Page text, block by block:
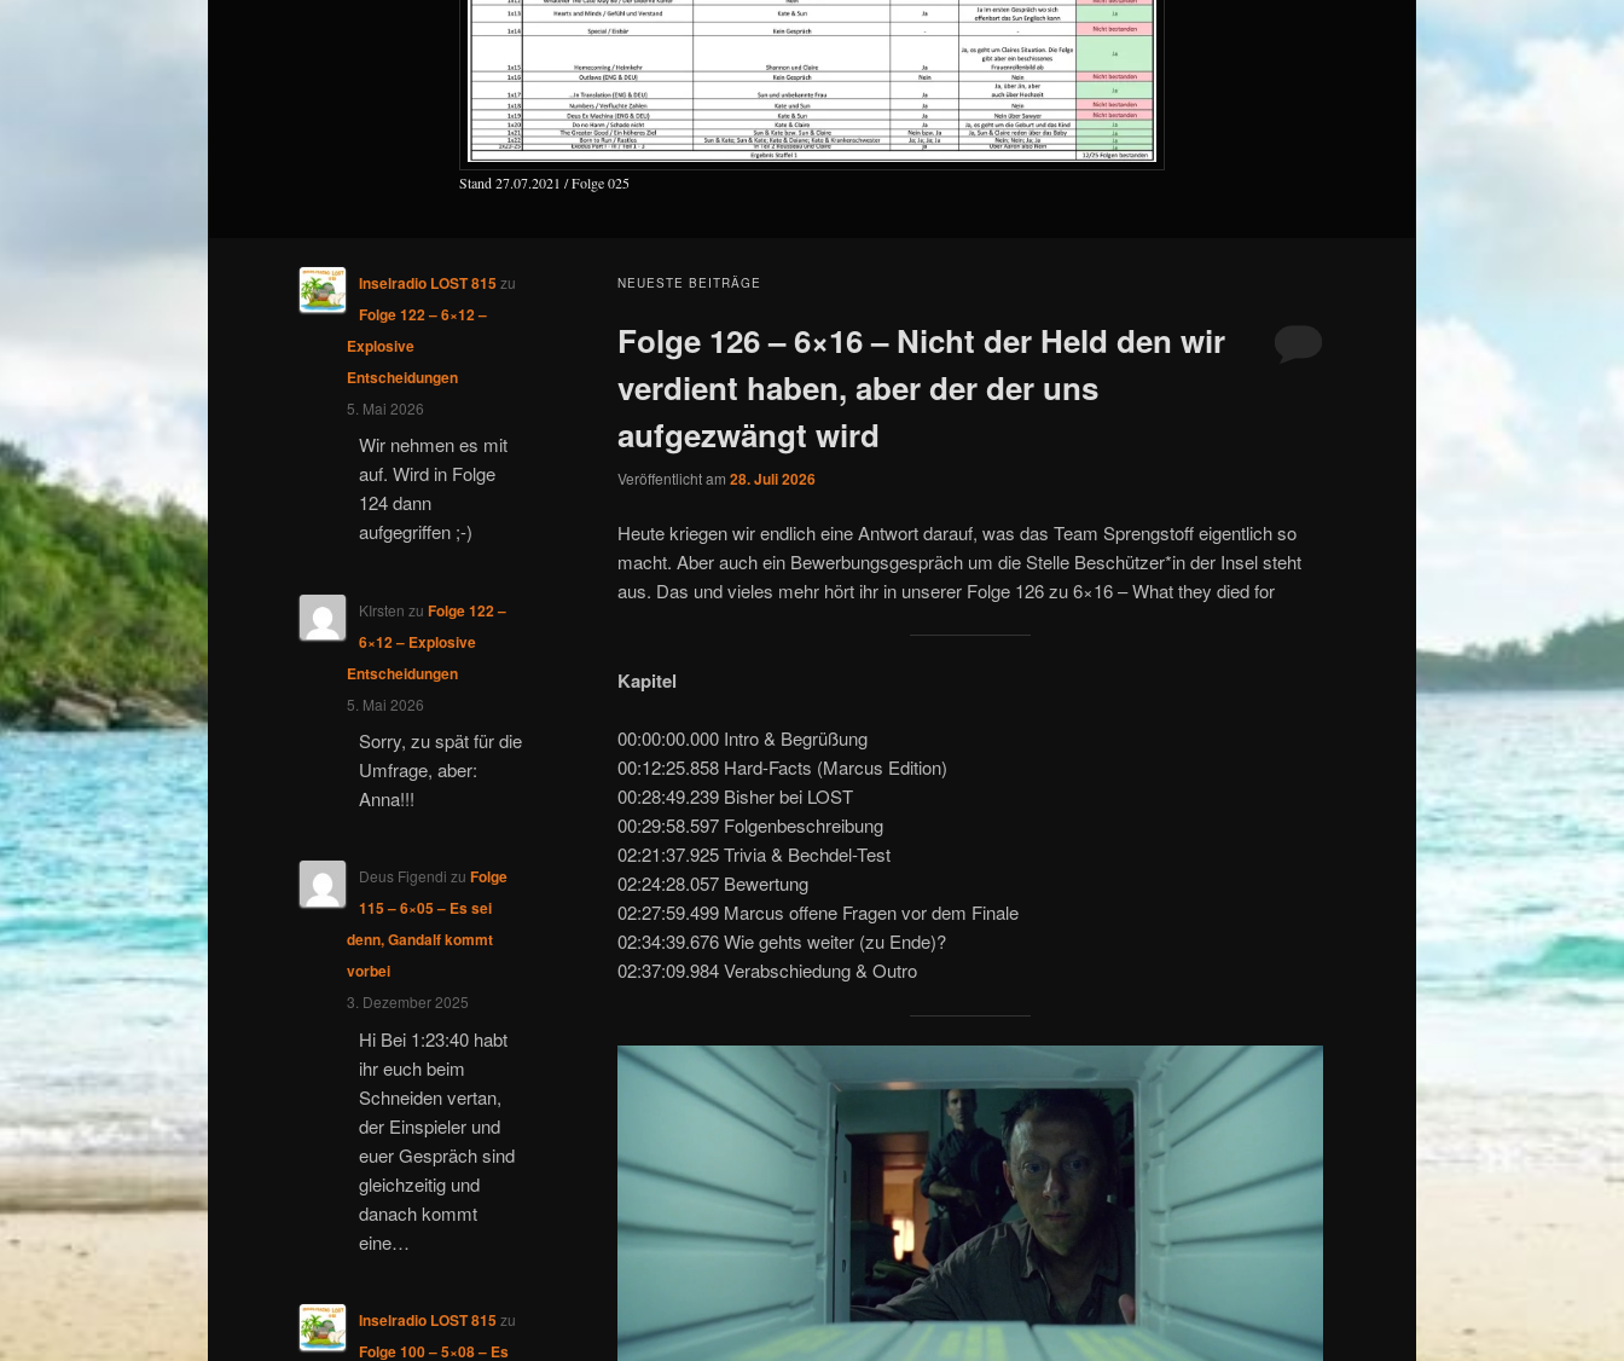
Stand 27.07.2021 / Folge 025
NEUESTE BEITRÄGE
Folge 126 – 6×16 – Nicht der Held den wir
verdient haben, aber der der uns
aufgezwängt wird
Veröffentlicht am 28. Juli 2026
Heute kriegen wir endlich eine Antwort darauf, was das Team Sprengstoff eigentlich so
macht. Aber auch ein Bewerbungsgespräch um die Stelle Beschützer*in der Insel steht
aus. Das und vieles mehr hört ihr in unserer Folge 126 zu 6×16 – What they died for
Kapitel
00:00:00.000 Intro & Begrüßung
00:12:25.858 Hard-Facts (Marcus Edition)
00:28:49.239 Bisher bei LOST
00:29:58.597 Folgenbeschreibung
02:21:37.925 Trivia & Bechdel-Test
02:24:28.057 Bewertung
02:27:59.499 Marcus offene Fragen vor dem Finale
02:34:39.676 Wie gehts weiter (zu Ende)?
02:37:09.984 Verabschiedung & Outro
Inselradio LOST 815zu
Folge 122 – 6×12 –
Explosive
Entscheidungen
5. Mai 2026
Wir nehmen es mit
auf. Wird in Folge
124 dann
aufgegriffen ;-)
KIrsten zu Folge 122 –
6×12 – Explosive
Entscheidungen
5. Mai 2026
Sorry, zu spät für die
Umfrage, aber:
Anna!!!
Deus Figendi zu Folge
115 – 6×05 – Es sei
denn, Gandalf kommt
vorbei
3. Dezember 2025
Hi Bei 1:23:40 habt
ihr euch beim
Schneiden vertan,
der Einspieler und
euer Gespräch sind
gleichzeitig und
danach kommt
eine…
Inselradio LOST 815zu
Folge 100 – 5×08 – Es